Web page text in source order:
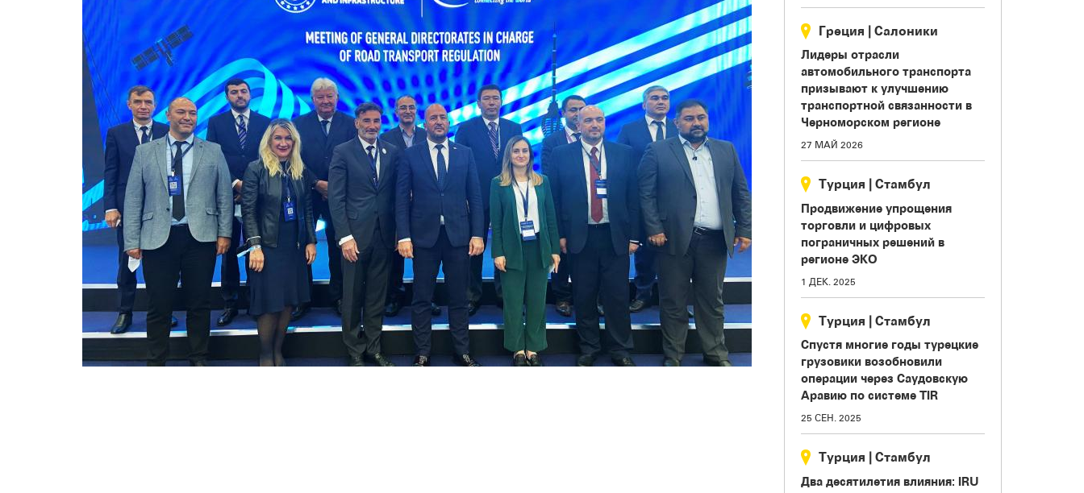
Греция | Салоники
Лидеры отрасли
автомобильного транспорта
призывают к улучшению
транспортной связанности в
Черноморском регионе
27 МАЙ 2026
Турция | Стамбул
Продвижение упрощения
торговли и цифровых
пограничных решений в
регионе ЭКО
1 ДЕК. 2025
Турция | Стамбул
Спустя многие годы турецкие
грузовики возобновили
операции через Саудовскую
Аравию по системе TIR
25 СЕН. 2025
Турция | Стамбул
Два десятилетия влияния: IRU